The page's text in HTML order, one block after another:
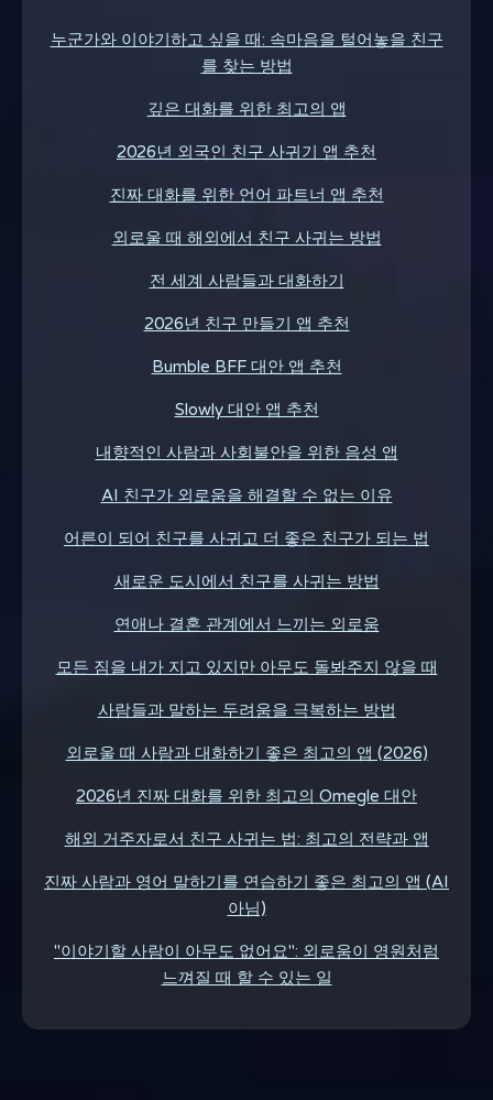
누군가와 이야기하고 싶을 때: 속마음을 털어놓을 친구
를 찾는 방법
깊은 대화를 위한 최고의 앱
2026년 외국인 친구 사귀기 앱 추천
진짜 대화를 위한 언어 파트너 앱 추천
외로울 때 해외에서 친구 사귀는 방법
전 세계 사람들과 대화하기
2026년 친구 만들기 앱 추천
Bumble BFF 대안 앱 추천
Slowly 대안 앱 추천
내향적인 사람과 사회불안을 위한 음성 앱
AI 친구가 외로움을 해결할 수 없는 이유
어른이 되어 친구를 사귀고 더 좋은 친구가 되는 법
새로운 도시에서 친구를 사귀는 방법
연애나 결혼 관계에서 느끼는 외로움
모든 짐을 내가 지고 있지만 아무도 돌봐주지 않을 때
사람들과 말하는 두려움을 극복하는 방법
외로울 때 사람과 대화하기 좋은 최고의 앱 (2026)
2026년 진짜 대화를 위한 최고의 Omegle 대안
해외 거주자로서 친구 사귀는 법: 최고의 전략과 앱
진짜 사람과 영어 말하기를 연습하기 좋은 최고의 앱 (AI
아님)
"이야기할 사람이 아무도 없어요": 외로움이 영원처럼
느껴질 때 할 수 있는 일